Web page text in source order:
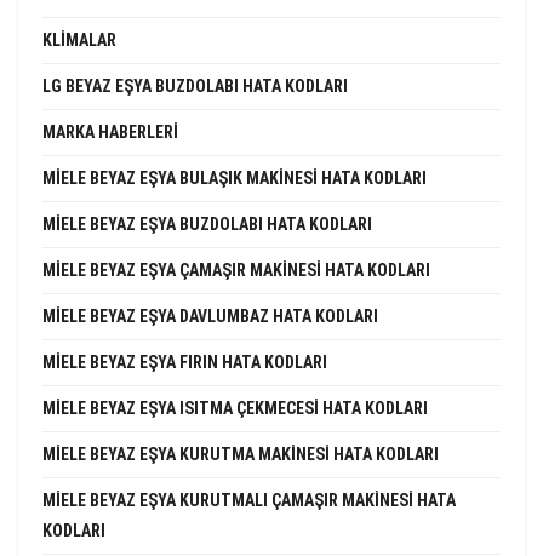
KLIMALAR
LG BEYAZ EŞYA BUZDOLABI HATA KODLARI
MARKA HABERLERI
MIELE BEYAZ EŞYA BULAŞIK MAKINESI HATA KODLARI
MIELE BEYAZ EŞYA BUZDOLABI HATA KODLARI
MIELE BEYAZ EŞYA ÇAMAŞIR MAKINESI HATA KODLARI
MIELE BEYAZ EŞYA DAVLUMBAZ HATA KODLARI
MIELE BEYAZ EŞYA FIRIN HATA KODLARI
MIELE BEYAZ EŞYA ISITMA ÇEKMECESI HATA KODLARI
MIELE BEYAZ EŞYA KURUTMA MAKINESI HATA KODLARI
MIELE BEYAZ EŞYA KURUTMALI ÇAMAŞIR MAKINESI HATA
KODLARI